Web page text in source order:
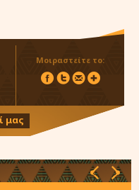
Μοιραστείτε το:
μας
‹ ›